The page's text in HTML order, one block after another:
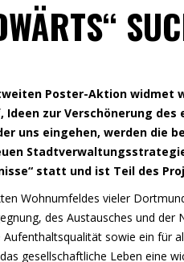
Poster-Aktion widmet
Ideen zur Verschönerung des
uns eingehen, werden
statt und ist Teil des
Wohnumfeldes vieler
des Austausches und
sowie ein für
gesellschaftliche Leben eine